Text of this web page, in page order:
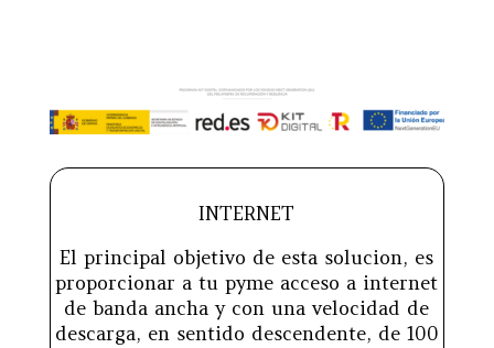
INTERNET
El principal objetivo de esta solucion, es
proporcionar a tu pyme acceso a internet
de banda ancha y con una velocidad de
descarga, en sentido descendente, de 100